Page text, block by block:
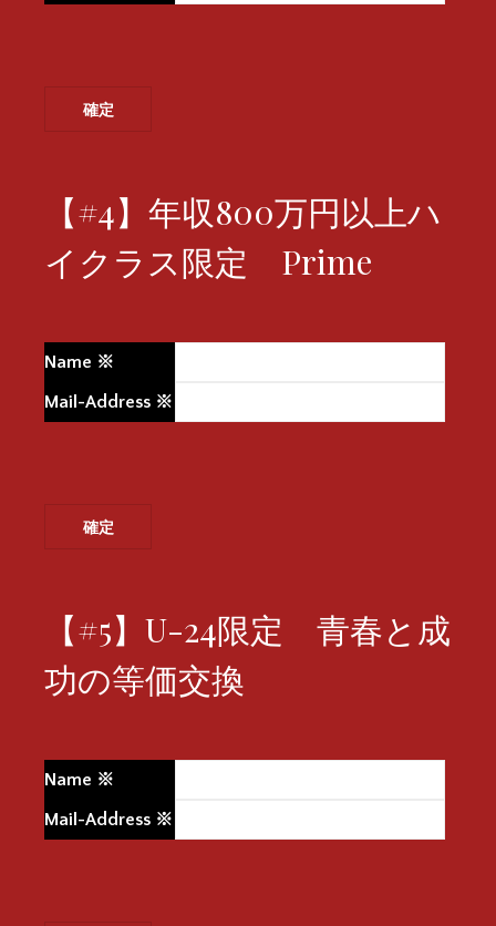
【#4】年収800万円以上ハ
イクラス限定 Prime
Name ※
Mail-Address ※
【#5】U-24限定 青春と成
功の等価交換
Name ※
Mail-Address ※